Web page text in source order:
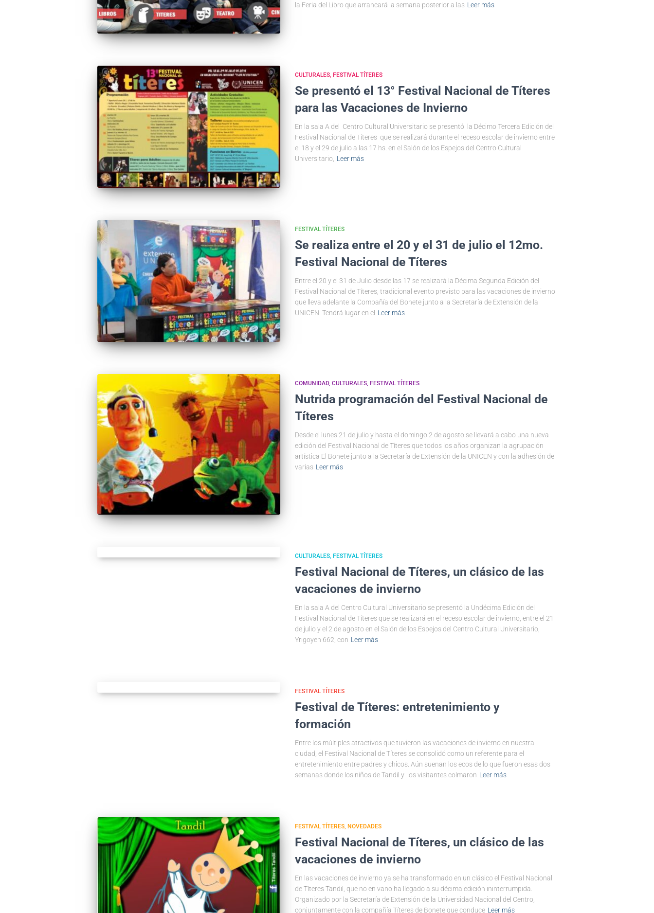
la Feria del Libro que arrancará la semana posterior a las Leer más
CULTURALES FESTIVAL TÍTERES
Se presentó el 13° Festival Nacional de Títeres
para las Vacaciones de Invierno
En la sala A del Centro Cultural Universitario se presentó la Décimo Tercera Edición del
Festival Nacional de Títeres que se realizará durante el receso escolar de invierno entre
el 18 y el 29 de julio a las 17 hs. en el Salón de los Espejos del Centro Cultural
Universitario, Leer más
FESTIVAL TÍTERES
Se realiza entre el 20 y el 31 de julio el 12mo.
Festival Nacional de Títeres
Entre el 20 y el 31 de Julio desde las 17 se realizará la Décima Segunda Edición del
Festival Nacional de Títeres, tradicional evento previsto para las vacaciones de invierno
que lleva adelante la Compañía del Bonete junto a la Secretaría de Extensión de la
UNICEN. Tendrá lugar en el Leer más
COMUNIDAD CULTURALES FESTIVAL TÍTERES
Nutrida programación del Festival Nacional de
Títeres
Desde el lunes 21 de julio y hasta el domingo 2 de agosto se llevará a cabo una nueva
edición del Festival Nacional de Títeres que todos los años organizan la agrupación
artística El Bonete junto a la Secretaría de Extensión de la UNICEN y con la adhesión de
varias Leer más
CULTURALES FESTIVAL TÍTERES
Festival Nacional de Títeres, un clásico de las
vacaciones de invierno
En la sala A del Centro Cultural Universitario se presentó la Undécima Edición del
Festival Nacional de Títeres que se realizará en el receso escolar de invierno, entre el 21
de julio y el 2 de agosto en el Salón de los Espejos del Centro Cultural Universitario,
Yrigoyen 662, con Leer más
FESTIVAL TÍTERES
Festival de Títeres: entretenimiento y
formación
Entre los múltiples atractivos que tuvieron las vacaciones de invierno en nuestra
ciudad, el Festival Nacional de Títeres se consolidó como un referente para el
entretenimiento entre padres y chicos. Aún suenan los ecos de lo que fueron esas dos
semanas donde los niños de Tandil y los visitantes colmaron Leer más
FESTIVAL TÍTERES NOVEDADES
Festival Nacional de Títeres, un clásico de las
vacaciones de invierno
En las vacaciones de invierno ya se ha transformado en un clásico el Festival Nacional
de Títeres Tandil, que no en vano ha llegado a su décima edición ininterrumpida.
Organizado por la Secretaría de Extensión de la Universidad Nacional del Centro,
conjuntamente con la compañía Títeres de Bonete que conduce Leer más